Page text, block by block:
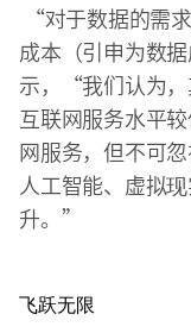
“对于数据的需
成本（引申为数
示，“我们认为
互联网服务水平
网服务，但不可
人工智能、虚拟
升。”
飞跃无限